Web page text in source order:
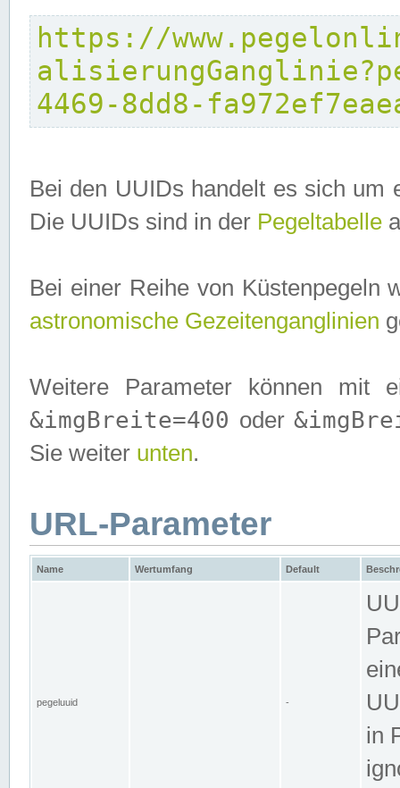
https://
4469-8dd8-
Bei den UUIDs handelt es sich um
Die UUIDs sind in der Pegeltabelle
Bei einer Reihe von Küstenpegeln
astronomische Gezeitenganglinien
Weitere Parameter können mit
&imgBreite=400 oder
Sie weiter unten.
URL-Parameter
Name Wertumfang Default
pegeluuid -
in